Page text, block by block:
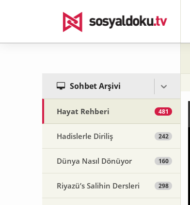
Sohbet Arşivi
Hayat Rehberi 481
Hadislerle Diriliş 242
Dünya Nasıl Dönüyor 160
Riyazü’s Salihin Dersleri 298